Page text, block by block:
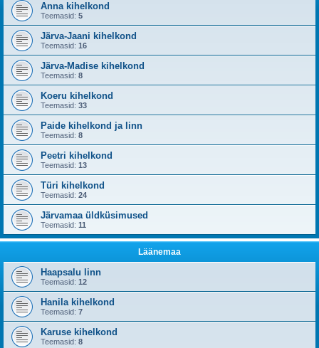
Anna kihelkond
Teemasid: 5
Järva-Jaani kihelkond
Teemasid: 16
Järva-Madise kihelkond
Teemasid: 8
Koeru kihelkond
Teemasid: 33
Paide kihelkond ja linn
Teemasid: 8
Peetri kihelkond
Teemasid: 13
Türi kihelkond
Teemasid: 24
Järvamaa üldküsimused
Teemasid: 11
Läänemaa
Haapsalu linn
Teemasid: 12
Hanila kihelkond
Teemasid: 7
Karuse kihelkond
Teemasid: 8